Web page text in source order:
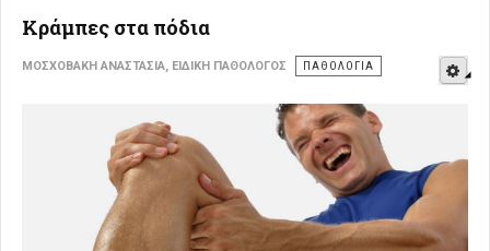
Κράμπες στα πόδια
ΜΟΣΧΟΒΆΚΗ ΑΝΑΣΤΑΣΊΑ, ΕΙΔΙΚΉ ΠΑΘΟΛΌΓΟΣ ΠΑΘΟΛΟΓΊΑ